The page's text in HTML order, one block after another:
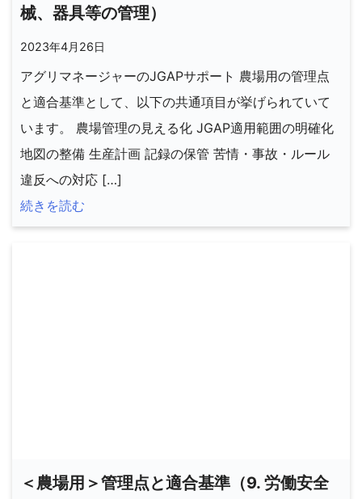
械、器具等の管理）
2023年4月26日
アグリマネージャーのJGAPサポート 農場用の管理点
と適合基準として、以下の共通項目が挙げられていて
います。 農場管理の見える化 JGAP適用範囲の明確化
地図の整備 生産計画 記録の保管 苦情・事故・ルール
違反への対応 […]
続きを読む
＜農場用＞管理点と適合基準（9. 労働安全